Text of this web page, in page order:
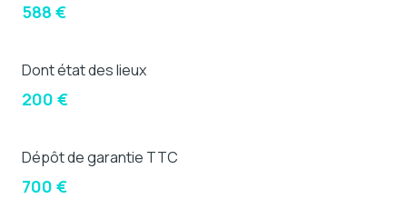
588 €
Dont état des lieux
200 €
Dépôt de garantie TTC
700 €